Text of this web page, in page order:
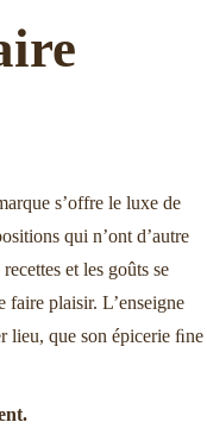
s’offre le luxe de
qui n’ont d’autre
et les goûts se
faire plaisir. L’enseigne
lieu, que son épicerie ﬁne